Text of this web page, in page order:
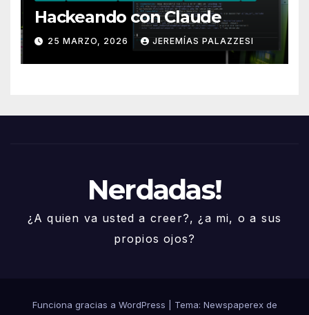
Hackeando con Claude
25 MARZO, 2026 JEREMÍAS PALAZZESI
Nerdadas!
¿A quien va usted a creer?, ¿a mi, o a sus
propios ojos?
Funciona gracias a WordPress Tema: Newspaperex de